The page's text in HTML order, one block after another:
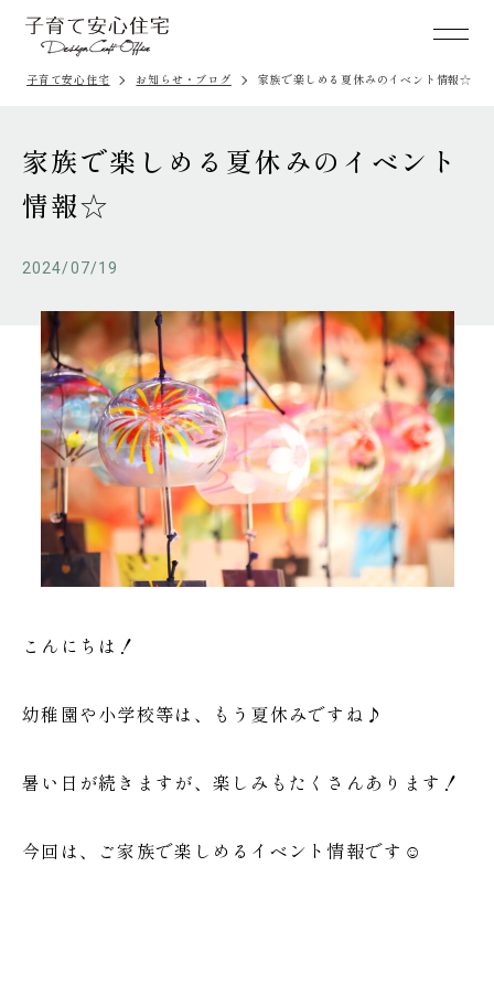
子育て安心住宅 お知らせ・ブログ 家族で楽しめる夏休みのイベント情報☆
家族で楽しめる夏休みのイベント
情報☆
2024/07/19
こんにちは！
幼稚園や小学校等は、もう夏休みですね♪
暑い日が続きますが、楽しみもたくさんあります！
今回は、ご家族で楽しめるイベント情報です☺